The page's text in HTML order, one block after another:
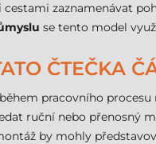
zaznamenávat
se tento model
ČTEČKA
pracovního
ruční nebo přenosný
by mohly